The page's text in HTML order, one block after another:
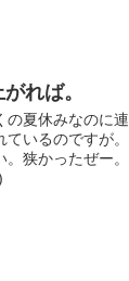
れば。
の夏休みなのに
ているのですが
。狭かったぜー